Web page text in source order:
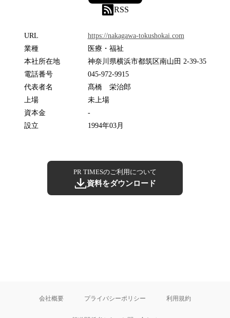
RSS
URL
https://nakagawa-tokushokai.com
業種
医療・福祉
本社所在地
神奈川県横浜市都筑区南山田 2-39-35
電話番号
045-972-9915
代表者名
髙橋 栄治郎
上場
未上場
資本金
-
設立
1994年03月
PR TIMESのご利用について
資料をダウンロード
会社概要 プライバシーポリシー 利用規約